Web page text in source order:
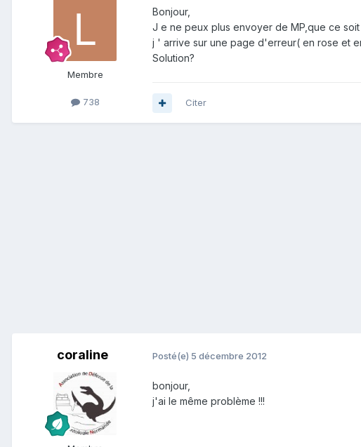
Membre
738
Bonjour,
J e ne peux plus envoyer de MP,que ce
j ' arrive sur une page d'erreur( en rose et
Solution?
Citer
coraline Posté(e) 5 décembre 2012
bonjour,
j'ai le même problème !!!